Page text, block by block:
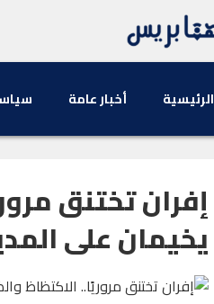
الرئيسية أخبار عامة
إفران تختنق
يخيمان على